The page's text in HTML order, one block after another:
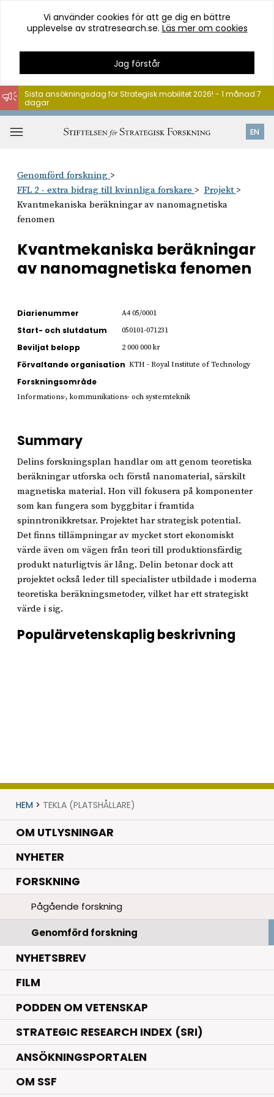
Hoppa
till
innehåll
Vi använder cookies för att ge dig en bättre
upplevelse av stratresearch.se. Läs mer om cookies
Jag förstår
EN
Sista ansökningsdag för Strategisk mobilitet 2026! - 1 månad 7
dagar
Genomförd forskning
FFL 2 - extra bidrag till kvinnliga forskare
Projekt
Kvantmekaniska beräkningar av nanomagnetiska
fenomen
Kvantmekaniska beräkningar
av nanomagnetiska fenomen
Diarienummer A4 05/0001
Start- och slutdatum 050101-071231
Beviljat belopp 2 000 000 kr
Förvaltande organisation KTH - Royal Institute of Technology
Forskningsområde
Informations-, kommunikations- och systemteknik
Summary
Delins forskningsplan handlar om att genom teoretiska
beräkningar utforska och förstå nanomaterial, särskilt
magnetiska material. Hon vill fokusera på komponenter
som kan fungera som byggbitar i framtida
spinntronikkretsar. Projektet har strategisk potential.
Det finns tillämpningar av mycket stort ekonomiskt
värde även om vägen från teori till produktionsfärdig
produkt naturligtvis är lång. Delin betonar dock att
projektet också leder till specialister utbildade i moderna
teoretiska beräkningsmetoder, vilket har ett strategiskt
värde i sig.
Populärvetenskaplig beskrivning
HEM > TEKLA (PLATSHÅLLARE)
OM UTLYSNINGAR
NYHETER.
FORSKNING.
Pågående forskning
Genomförd forskning
NYHETSBREV
FILM
PODDEN OM VETENSKAP
STRATEGIC RESEARCH INDEX (SRI)
ANSÖKNINGSPORTALEN
OM SSF